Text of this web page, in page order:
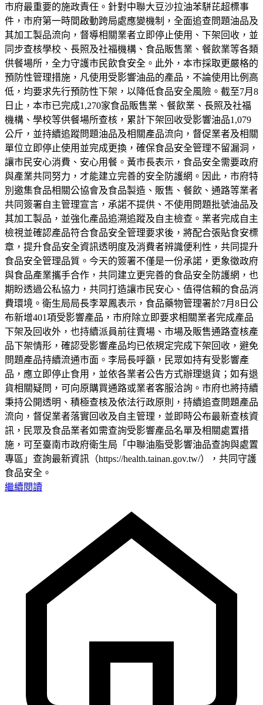
市府最重要的施政責任。針對中聯大豆沙拉油苯駢芘超標事
件，市府第一時間啟動跨局處應變機制，全面追查問題油品及
其加工製品流向，督導相關業者立即停止使用、下架回收，並
同步查核學校、長照及社福機構、食品販售業、餐飲業等各類
供餐場所，全力守護市民飲食安全。此外，本市採取更嚴格的
預防性管理措施，凡使用受影響油品的產品，不論使用比例高
低，均要求先行預防性下架，以降低食品安全風險。截至7月8
日止，本市已完成1,270家食品販售業、餐飲業、長照及社福
機構、學校等供餐場所查核，累計下架回收受影響油品1,079
公斤，並持續追蹤問題油品及相關產品流向，督促業者及相關
單位立即停止使用並完成更換，確保食品安全管理不留漏洞，
讓市民安心消費、安心用餐。黃市長表示，食品安全需要政府
與產業共同努力，才能建立完善的安全防護網。因此，市府特
別邀集食品相關公協會及食品製造、販售、餐飲、通路等業者
共同簽署自主管理宣言，承諾不提供、不使用問題批號油品及
其加工製品，並強化產品追溯追蹤及自主檢查。業者完成自主
檢視並確認產品符合食品安全管理要求後，將配合張貼食安標
章，提升食品安全資訊透明度及消費者辨識便利性，共同提升
食品安全管理品質。今天的簽署不僅是一份承諾，更象徵政府
與食品產業攜手合作，共同建立更完善的食品安全防護網，也
期盼透過公私協力，共同打造讓市民安心、值得信賴的食品消
費環境。衛生局局長李翠鳳表示，食品藥物管理署於7月8日公
布新增401項受影響產品，市府除立即要求相關業者完成產品
下架及回收外，也持續派員前往賣場、市場及販售通路查核產
品下架情形，確認受影響產品均已依規定完成下架回收，避免
問題產品持續流通市面。李局長呼籲，民眾如持有受影響產
品，應立即停止食用，並依各業者公告方式辦理退貨；如有退
貨相關疑問，可向原購買通路或業者客服洽詢。市府也將持續
秉持公開透明、積極查核及依法行政原則，持續追查問題產品
流向，督促業者落實回收及自主管理，並即時公布最新查核資
訊，民眾及食品業者如需查詢受影響產品名單及相關處置措
施，可至臺南市政府衛生局「中聯油脂受影響油品查詢與處置
專區」查詢最新資訊（https://health.tainan.gov.tw/），共同守護
食品安全。
繼續閱讀